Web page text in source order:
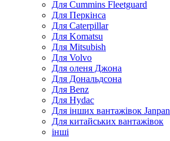
Для Cummins Fleetguard
Для Перкінса
Для Caterpillar
Для Komatsu
Для Mitsubish
Для Volvo
Для оленя Джона
Для Дональдсона
Для Benz
Для Hydac
Для інших вантажівок Janpan
Для китайських вантажівок
інші